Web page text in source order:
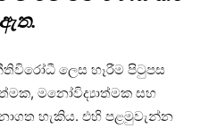
ඇත.
ලෙස හෑරීම පිටුපස
මනෝවිද්‍යාත්මක සහ
හැකිය. එහි පළමුවැන්න